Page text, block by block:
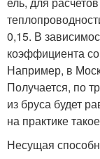
0,15. В
коэффициента
Например, в
Получается, по
из бруса будет
на практике
Несущая